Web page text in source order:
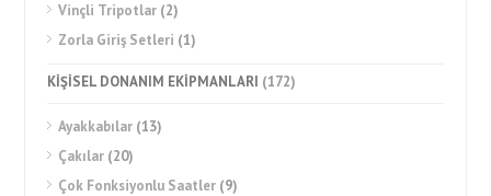
Vinçli Tripotlar (2)
Zorla Giriş Setleri (1)
KİŞİSEL DONANIM EKİPMANLARI (172)
Ayakkabılar (13)
Çakılar (20)
Çok Fonksiyonlu Saatler (9)